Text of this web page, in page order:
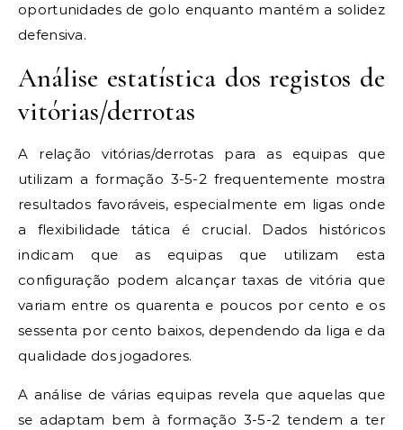
oportunidades de golo enquanto mantém a solidez
defensiva.
Análise estatística dos registos de
vitórias/derrotas
A relação vitórias/derrotas para as equipas que
utilizam a formação 3-5-2 frequentemente mostra
resultados favoráveis, especialmente em ligas onde
a flexibilidade tática é crucial. Dados históricos
indicam que as equipas que utilizam esta
configuração podem alcançar taxas de vitória que
variam entre os quarenta e poucos por cento e os
sessenta por cento baixos, dependendo da liga e da
qualidade dos jogadores.
A análise de várias equipas revela que aquelas que
se adaptam bem à formação 3-5-2 tendem a ter